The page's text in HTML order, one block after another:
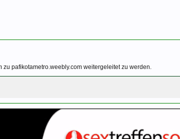
pafikotametro.weebly.com weitergeleitet zu werden.